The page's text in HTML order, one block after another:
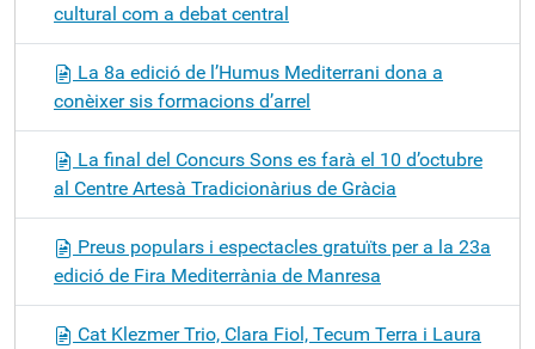
cultural com a debat central
La 8a edició de l’Humus Mediterrani dona a
conèixer sis formacions d’arrel
La final del Concurs Sons es farà el 10 d’octubre
al Centre Artesà Tradicionàrius de Gràcia
Preus populars i espectacles gratuïts per a la 23a
edició de Fira Mediterrània de Manresa
Cat Klezmer Trio, Clara Fiol, Tecum Terra i Laura